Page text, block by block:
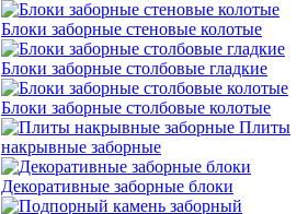
Блоки заборные стеновые колотые
Блоки заборные столбовые гладкие
Блоки заборные столбовые колотые
Плиты
накрывные заборные
Декоративные заборные блоки